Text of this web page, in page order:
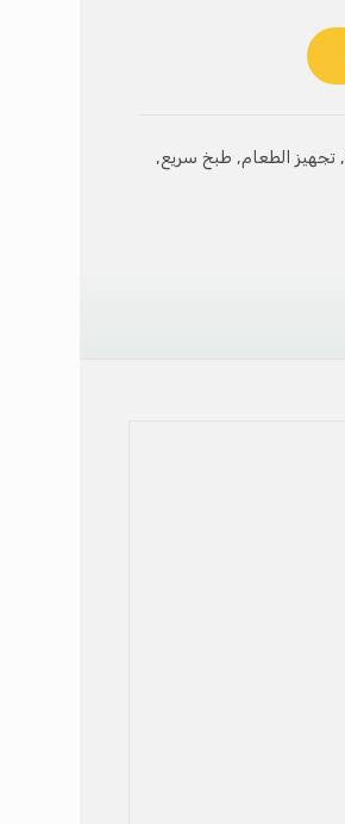
,تجهيز الطعام, طبخ سريع,